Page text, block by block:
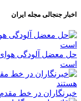
اخبار جنجالی مجله ایران
حل معضل آلودگی
است
خبرنگاران در خط